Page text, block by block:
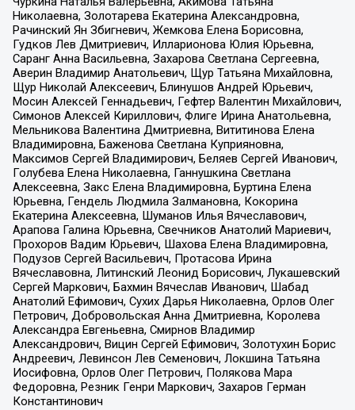
Николаевна, Золотарева Екатерина Александровна,
Рачинский Ян Збигневич, Жемкова Елена Борисовна,
Гудков Лев Дмитриевич, Илларионова Юлия Юрьевна,
Саранг Анна Васильевна, Захарова Светлана Сергеевна,
Аверин Владимир Анатольевич, Щур Татьяна Михайловна,
Щур Николай Алексеевич, Блинушов Андрей Юрьевич,
Мосин Алексей Геннадьевич, Гефтер Валентин Михайлович,
Симонов Алексей Кириллович, Флиге Ирина Анатольевна,
Мельникова Валентина Дмитриевна, Вититинова Елена
Владимировна, Баженова Светлана Куприяновна,
Максимов Сергей Владимирович, Беляев Сергей Иванович,
Голубева Елена Николаевна, Ганнушкина Светлана
Алексеевна, Закс Елена Владимировна, Буртина Елена
Юрьевна, Гендель Людмила Залмановна, Кокорина
Екатерина Алексеевна, Шуманов Илья Вячеславович,
Арапова Галина Юрьевна, Свечников Анатолий Мариевич,
Прохоров Вадим Юрьевич, Шахова Елена Владимировна,
Подузов Сергей Васильевич, Протасова Ирина
Вячеславовна, Литинский Леонид Борисович, Лукашевский
Сергей Маркович, Бахмин Вячеслав Иванович, Шабад
Анатолий Ефимович, Сухих Дарья Николаевна, Орлов Олег
Петрович, Добровольская Анна Дмитриевна, Королева
Александра Евгеньевна, Смирнов Владимир
Александрович, Вицин Сергей Ефимович, Золотухин Борис
Андреевич, Левинсон Лев Семенович, Локшина Татьяна
Иосифовна, Орлов Олег Петрович, Полякова Мара
Федоровна, Резник Генри Маркович, Захаров Герман
Константинович